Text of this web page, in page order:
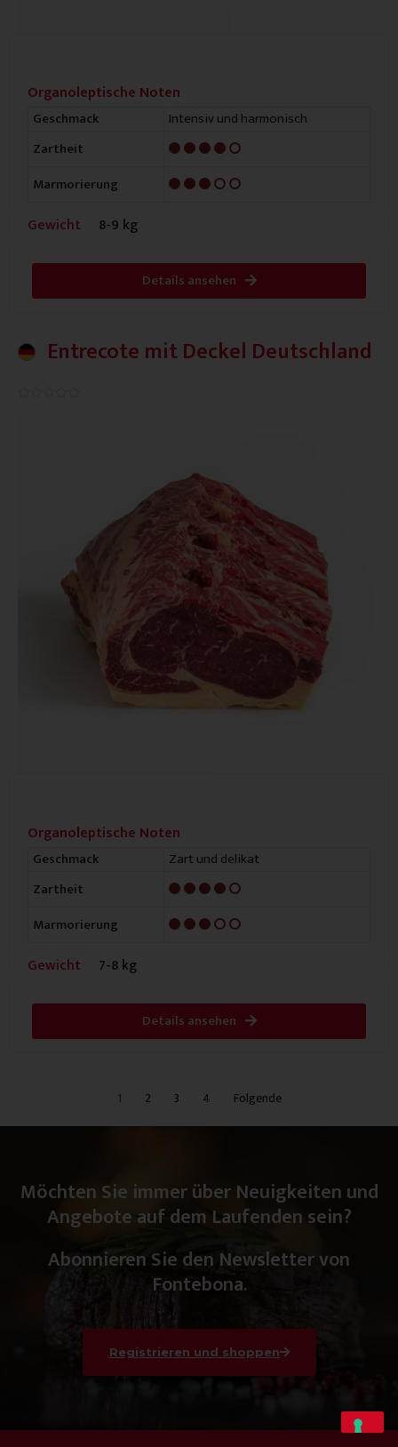
Organoleptische Noten
Geschmack
Intensiv und harmonisch
Zartheit
4/5
Marmorierung 3/5
Gewicht 8-9 kg
Details ansehen
Entrecote mit Deckel Deutschland
Organoleptische Noten
Geschmack
Zart und delikat
Zartheit
4/5
Marmorierung 3/5
Gewicht 7-8 kg
Details ansehen
1 2 3 4 Folgende
Möchten Sie immer über Neuigkeiten und
Angebote auf dem Laufenden sein?
Abonnieren Sie den Newsletter von
Fontebona.
Registrieren und shoppen